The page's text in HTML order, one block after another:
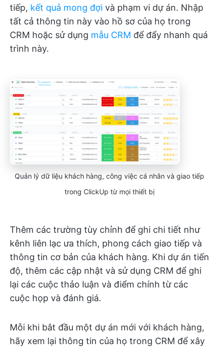
tiếp, kết quả mong đợi và phạm vi dự án. Nhập
tất cả thông tin này vào hồ sơ của họ trong
CRM hoặc sử dụng mẫu CRM để đẩy nhanh quá
trình này.
Quản lý dữ liệu khách hàng, công việc cá nhân và giao tiếp
trong ClickUp từ mọi thiết bị
Thêm các trường tùy chỉnh để ghi chi tiết như
kênh liên lạc ưa thích, phong cách giao tiếp và
thông tin cơ bản của khách hàng. Khi dự án tiến
độ, thêm các cập nhật và sử dụng CRM để ghi
lại các cuộc thảo luận và điểm chính từ các
cuộc họp và đánh giá.
Mỗi khi bắt đầu một dự án mới với khách hàng,
hãy xem lại thông tin của họ trong CRM để xây